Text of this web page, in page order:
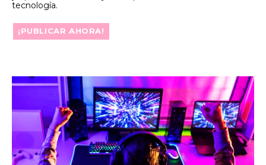
tecnología.
¡PUBLICAR AHORA!